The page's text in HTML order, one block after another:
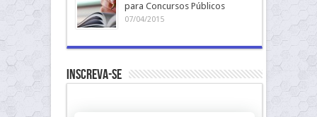
para Concursos Públicos
07/04/2015
Inscreva-se